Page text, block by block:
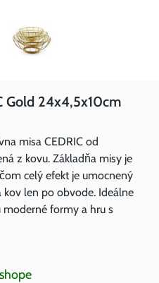
Gold 24x4,5x10cm
misa CEDRIC od
z kovu. Základňa misy je
celý efekt je umocnený
len po obvode. Ideálne
moderné formy a hru s